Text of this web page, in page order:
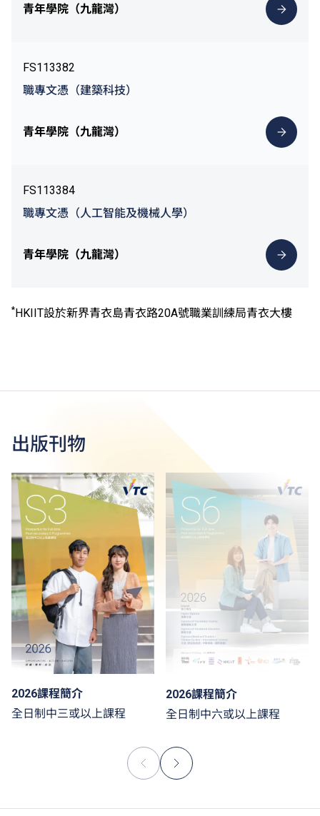
青年學院（九龍灣）
FS113382
職專文憑（建築科技）
青年學院（九龍灣）
FS113384
職專文憑（人工智能及機械人學）
青年學院（九龍灣）
*HKIIT設於新界青衣島青衣路20A號職業訓練局青衣大樓
出版刊物
2026課程簡介
全日制中三或以上課程
2026課程簡介
全日制中六或以上課程